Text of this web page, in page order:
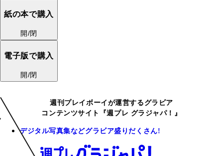
紙の本で購入
開/閉
電子版で購入
開/閉
週刊プレイボーイが運営するグラビア
コンテンツサイト『週プレ グラジャパ！』
デジタル写真集などグラビア盛りだくさん!